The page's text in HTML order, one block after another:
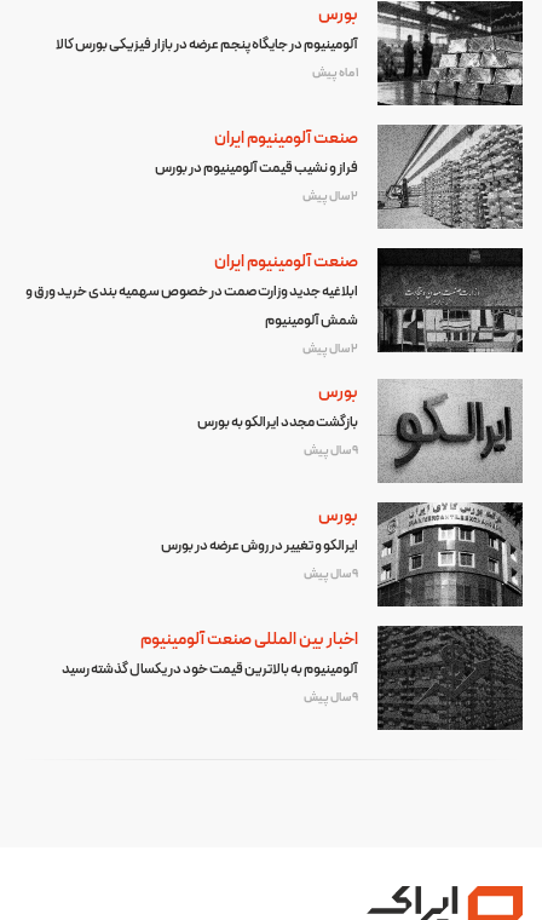
بورس
آلومینیوم در جایگاه پنجم عرضه در بازار فیزیکی بورس کالا
1 ماه پیش
صنعت آلومینیوم ایران
فراز و نشیب قیمت آلومینیوم در بورس
2 سال پیش
صنعت آلومینیوم ایران
ابلاغیه جدید وزارت صمت در خصوص سهمیه بندی خرید ورق و
شمش آلومینیوم
2 سال پیش
بورس
بازگشت مجدد ایرالکو به بورس
9 سال پیش
بورس
ایرالکو و تغییر در روش عرضه در بورس
9 سال پیش
اخبار بین المللی صنعت آلومینیوم
آلومینیوم به بالاترین قیمت خود در یکسال گذشته رسید
9 سال پیش